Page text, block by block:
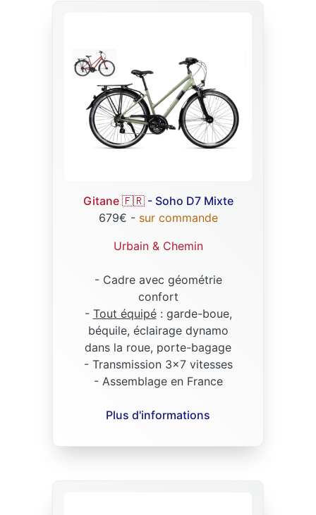
Gitane 🇫🇷 - Soho D7 Mixte
679€ - sur commande
Urbain & Chemin
- Cadre avec géométrie
confort
- Tout équipé: garde-boue,
béquile, éclairage dynamo
dans la roue, porte-bagage
- Transmission 3x7 vitesses
- Assemblage en France
Plus d'informations